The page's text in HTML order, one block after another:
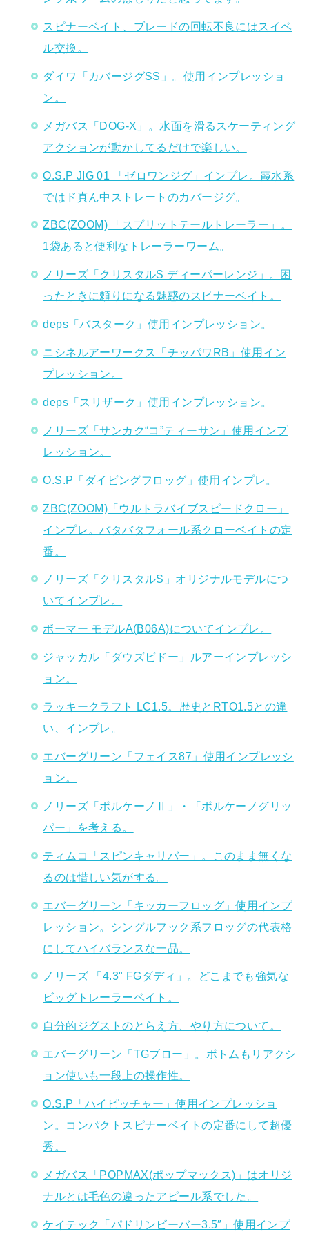
スピナーベイト、ブレードの回転不良にはスイベ
ル交換。
ダイワ「カバージグSS」。使用インプレッショ
ン。
メガバス「DOG-X」。水面を滑るスケーティング
アクションが動かしてるだけで楽しい。
O.S.P JIG 01 「ゼロワンジグ」インプレ。霞水系
ではド真ん中ストレートのカバージグ。
ZBC(ZOOM) 「スプリットテールトレーラー」。
1袋あると便利なトレーラーワーム。
ノリーズ「クリスタルS ディーパーレンジ」。困
ったときに頼りになる魅惑のスピナーベイト。
deps「バスターク」使用インプレッション。
ニシネルアーワークス「チッパワRB」使用イン
プレッション。
deps「スリザーク」使用インプレッション。
ノリーズ「サンカク“コ”ティーサン」使用インプ
レッション。
O.S.P「ダイビングフロッグ」使用インプレ。
ZBC(ZOOM)「ウルトラバイブスピードクロー」
インプレ。バタバタフォール系クローベイトの定
番。
ノリーズ「クリスタルS」オリジナルモデルにつ
いてインプレ。
ボーマー モデルA(B06A)についてインプレ。
ジャッカル「ダウズビドー」ルアーインプレッシ
ョン。
ラッキークラフト LC1.5。歴史とRTO1.5との違
い、インプレ。
エバーグリーン「フェイス87」使用インプレッシ
ョン。
ノリーズ「ボルケーノⅡ」・「ボルケーノグリッ
パー」を考える。
ティムコ「スピンキャリバー」。このまま無くな
るのは惜しい気がする。
エバーグリーン「キッカーフロッグ」使用インプ
レッション。シングルフック系フロッグの代表格
にしてハイバランスな一品。
ノリーズ 「4.3" FGダディ」。どこまでも強気な
ビッグトレーラーベイト。
自分的ジグストのとらえ方、やり方について。
エバーグリーン「TGブロー」。ボトムもリアクシ
ョン使いも一段上の操作性。
O.S.P「ハイピッチャー」使用インプレッショ
ン。コンパクトスピナーベイトの定番にして超優
秀。
メガバス「POPMAX(ポップマックス)」はオリジ
ナルとは毛色の違ったアピール系でした。
ケイテック「パドリンビーバー3.5″」使用インプ